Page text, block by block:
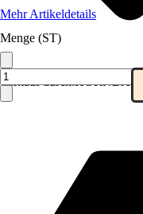
Verkauf durch:HORNBACH
Mehr Artikeldetails
Menge (ST)